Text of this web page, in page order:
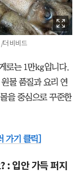
더비비드
로는 1만kg입니다.
물 품질과 요리 연
을 중심으로 꾸준한
가기 클릭]
: 입안 가득 퍼지